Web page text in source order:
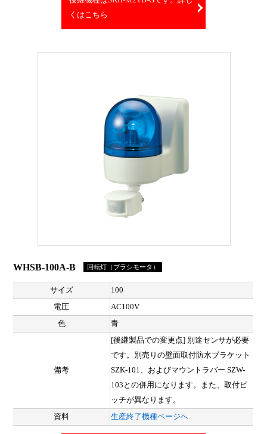
くはこちら
WHSB-100A-B 回転灯（ブラシモータ）
サイズ
100
電圧
AC100V
色
青
備考
[後継製品での変更点] 別途センサが必要
です。別売りの壁面取付防水ブラケット
SZK-101、およびマウントラバー SZW-
103との併用になります。また、取付ピ
ッチが異なります。
資料
生産終了機種ページへ